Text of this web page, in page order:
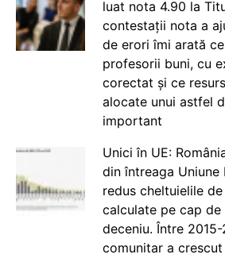
luat nota 4.90 la
contestații nota a
de erori îmi arată
profesorii buni, cu
corectat și ce
alocate unui astfel
important
Unici în UE:
din întreaga Uniune
redus cheltuielile
calculate pe cap
deceniu. Între
comunitar a